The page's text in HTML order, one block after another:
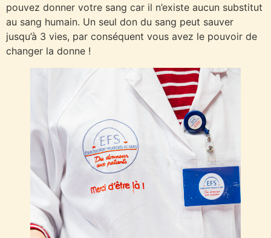
pouvez donner votre sang car il n’existe aucun substitut
au sang humain. Un seul don du sang peut sauver
jusqu’à 3 vies, par conséquent vous avez le pouvoir de
changer la donne !